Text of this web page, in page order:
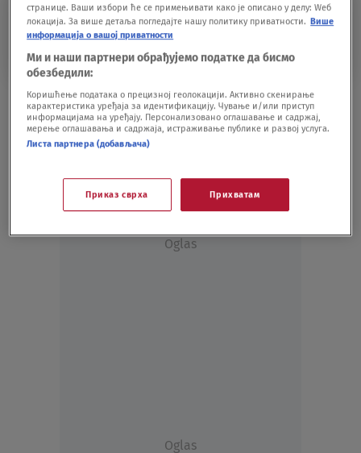
SVETSKI PRVAK NA 100
METARA
Suspenzija za beg od dopinga, svetski
prvak ne ide na OI
SPORT - OSTALO28.10.20.
Oglas
Oglas
странице. Ваши избори ће се примењивати како је описано у делу: Wеб
локација. За више детаља погледајте нашу политику приватности. Више
информација о вашој приватности
Ми и наши партнери обрађујемо податке да бисмо
обезбедили:
Коришћење података о прецизној геолокацији. Активно скенирање
карактеристика уређаја за идентификацију. Чување и/или приступ
информацијама на уређају. Персонализовано оглашавање и садржај,
мерење оглашавања и садржаја, истраживање публике и развој услуга.
Листа партнера (добављача)
Приказ сврха Прихватам